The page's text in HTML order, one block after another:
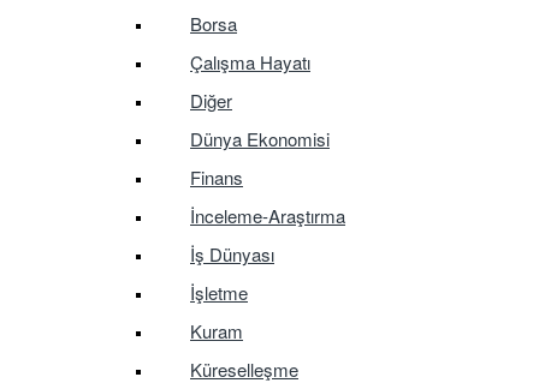
Borsa
Çalışma Hayatı
Diğer
Dünya Ekonomisi
Finans
İnceleme-Araştırma
İş Dünyası
İşletme
Kuram
Küreselleşme